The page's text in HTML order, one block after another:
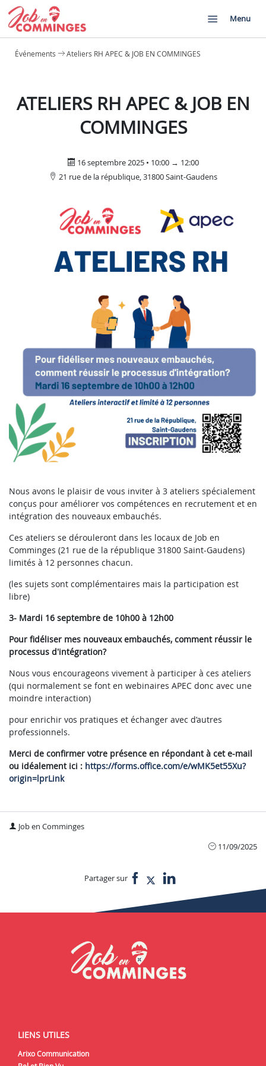
Menu
Événements Ateliers RH APEC & JOB EN COMMINGES
ATELIERS RH APEC & JOB EN
COMMINGES
16 septembre 2025 • 10:00 → 12:00
21 rue de la république, 31800 Saint-Gaudens
Nous avons le plaisir de vous inviter à 3 ateliers spécialement
conçus pour améliorer vos compétences en recrutement et en
intégration des nouveaux embauchés.
Ces ateliers se dérouleront dans les locaux de Job en
Comminges (21 rue de la république 31800 Saint-Gaudens)
limités à 12 personnes chacun.
(les sujets sont complémentaires mais la participation est
libre)
3- Mardi 16 septembre de 10h00 à 12h00
Pour fidéliser mes nouveaux embauchés, comment réussir le
processus d'intégration?
Nous vous encourageons vivement à participer à ces ateliers
(qui normalement se font en webinaires APEC donc avec une
moindre interaction)
pour enrichir vos pratiques et échanger avec d’autres
professionnels.
Merci de confirmer votre présence en répondant à cet e-mail
ou idéalement ici : https://forms.office.com/e/wMK5et55Xu?
origin=lprLink
Job en Comminges
11/09/2025
Partager sur
LIENS UTILES
Arixo Communication